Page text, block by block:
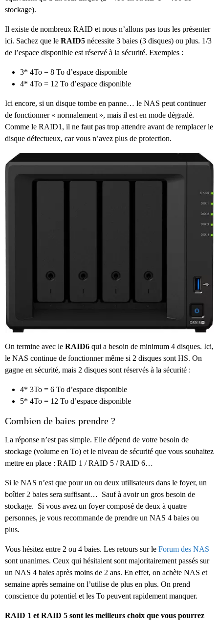
stockage).
Il existe de nombreux RAID et nous n’allons pas tous les présenter
ici. Sachez que le RAID5 nécessite 3 baies (3 disques) ou plus. 1/3
de l’espace disponible est réservé à la sécurité. Exemples :
3* 4To = 8 To d’espace disponible
4* 4To = 12 To d’espace disponible
Ici encore, si un disque tombe en panne… le NAS peut continuer
de fonctionner « normalement », mais il est en mode dégradé.
Comme le RAID1, il ne faut pas trop attendre avant de remplacer le
disque défectueux, car vous n’avez plus de protection.
On termine avec le RAID6 qui a besoin de minimum 4 disques. Ici,
le NAS continue de fonctionner même si 2 disques sont HS. On
gagne en sécurité, mais 2 disques sont réservés à la sécurité :
4* 3To = 6 To d’espace disponible
5* 4To = 12 To d’espace disponible
Combien de baies prendre ?
La réponse n’est pas simple. Elle dépend de votre besoin de
stockage (volume en To) et le niveau de sécurité que vous souhaitez
mettre en place : RAID 1 / RAID 5 / RAID 6…
Si le NAS n’est que pour un ou deux utilisateurs dans le foyer, un
boîtier 2 baies sera suffisant… Sauf à avoir un gros besoin de
stockage. Si vous avez un foyer composé de deux à quatre
personnes, je vous recommande de prendre un NAS 4 baies ou
plus.
Vous hésitez entre 2 ou 4 baies. Les retours sur le Forum des NAS
sont unanimes. Ceux qui hésitaient sont majoritairement passés sur
un NAS 4 baies après moins de 2 ans. En effet, on achète NAS et
semaine après semaine on l’utilise de plus en plus. On prend
conscience du potentiel et les To peuvent rapidement manquer.
RAID 1 et RAID 5 sont les meilleurs choix que vous pourrez